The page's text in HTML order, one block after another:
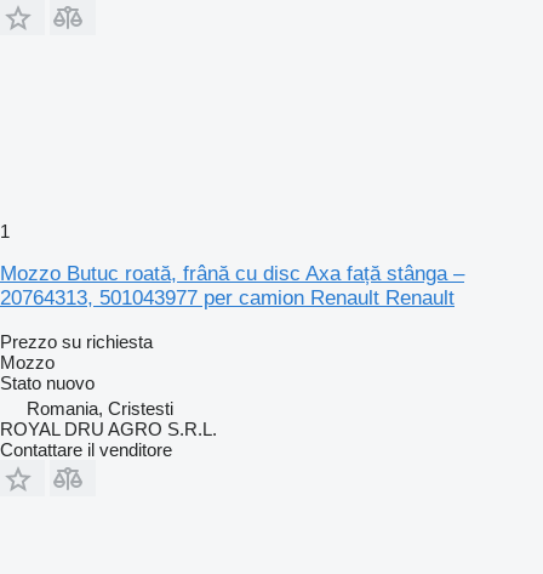
1
Mozzo Butuc roată, frână cu disc Axa față stânga –
20764313, 501043977 per camion Renault Renault
Prezzo su richiesta
Mozzo
Stato nuovo
Romania, Cristesti
ROYAL DRU AGRO S.R.L.
Contattare il venditore